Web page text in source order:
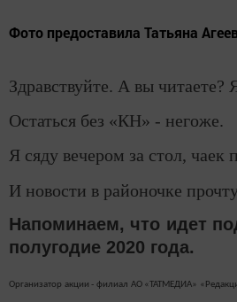
Фото предоставила Татьяна
Здравствуйте. А вы читаете?
Остаться без «КН» - негоже.
Я сяду вечером за стол, чаек
И новости в районочке
Напоминаем, что идет
полугодие 2020 года.
Организатор акции - филиал АО «ТАТМЕДИА»